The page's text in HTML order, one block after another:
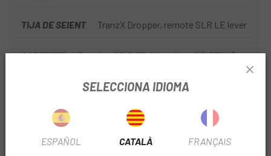
TIJA DE SEIENT TranzX Dropper, remote SLR LE lever
COBERTES
Butcher, GRID TRAIL casing, GRIPTON®
SELECCIONA IDIOMA
ESPAÑOL CATALÀ FRANÇAIS